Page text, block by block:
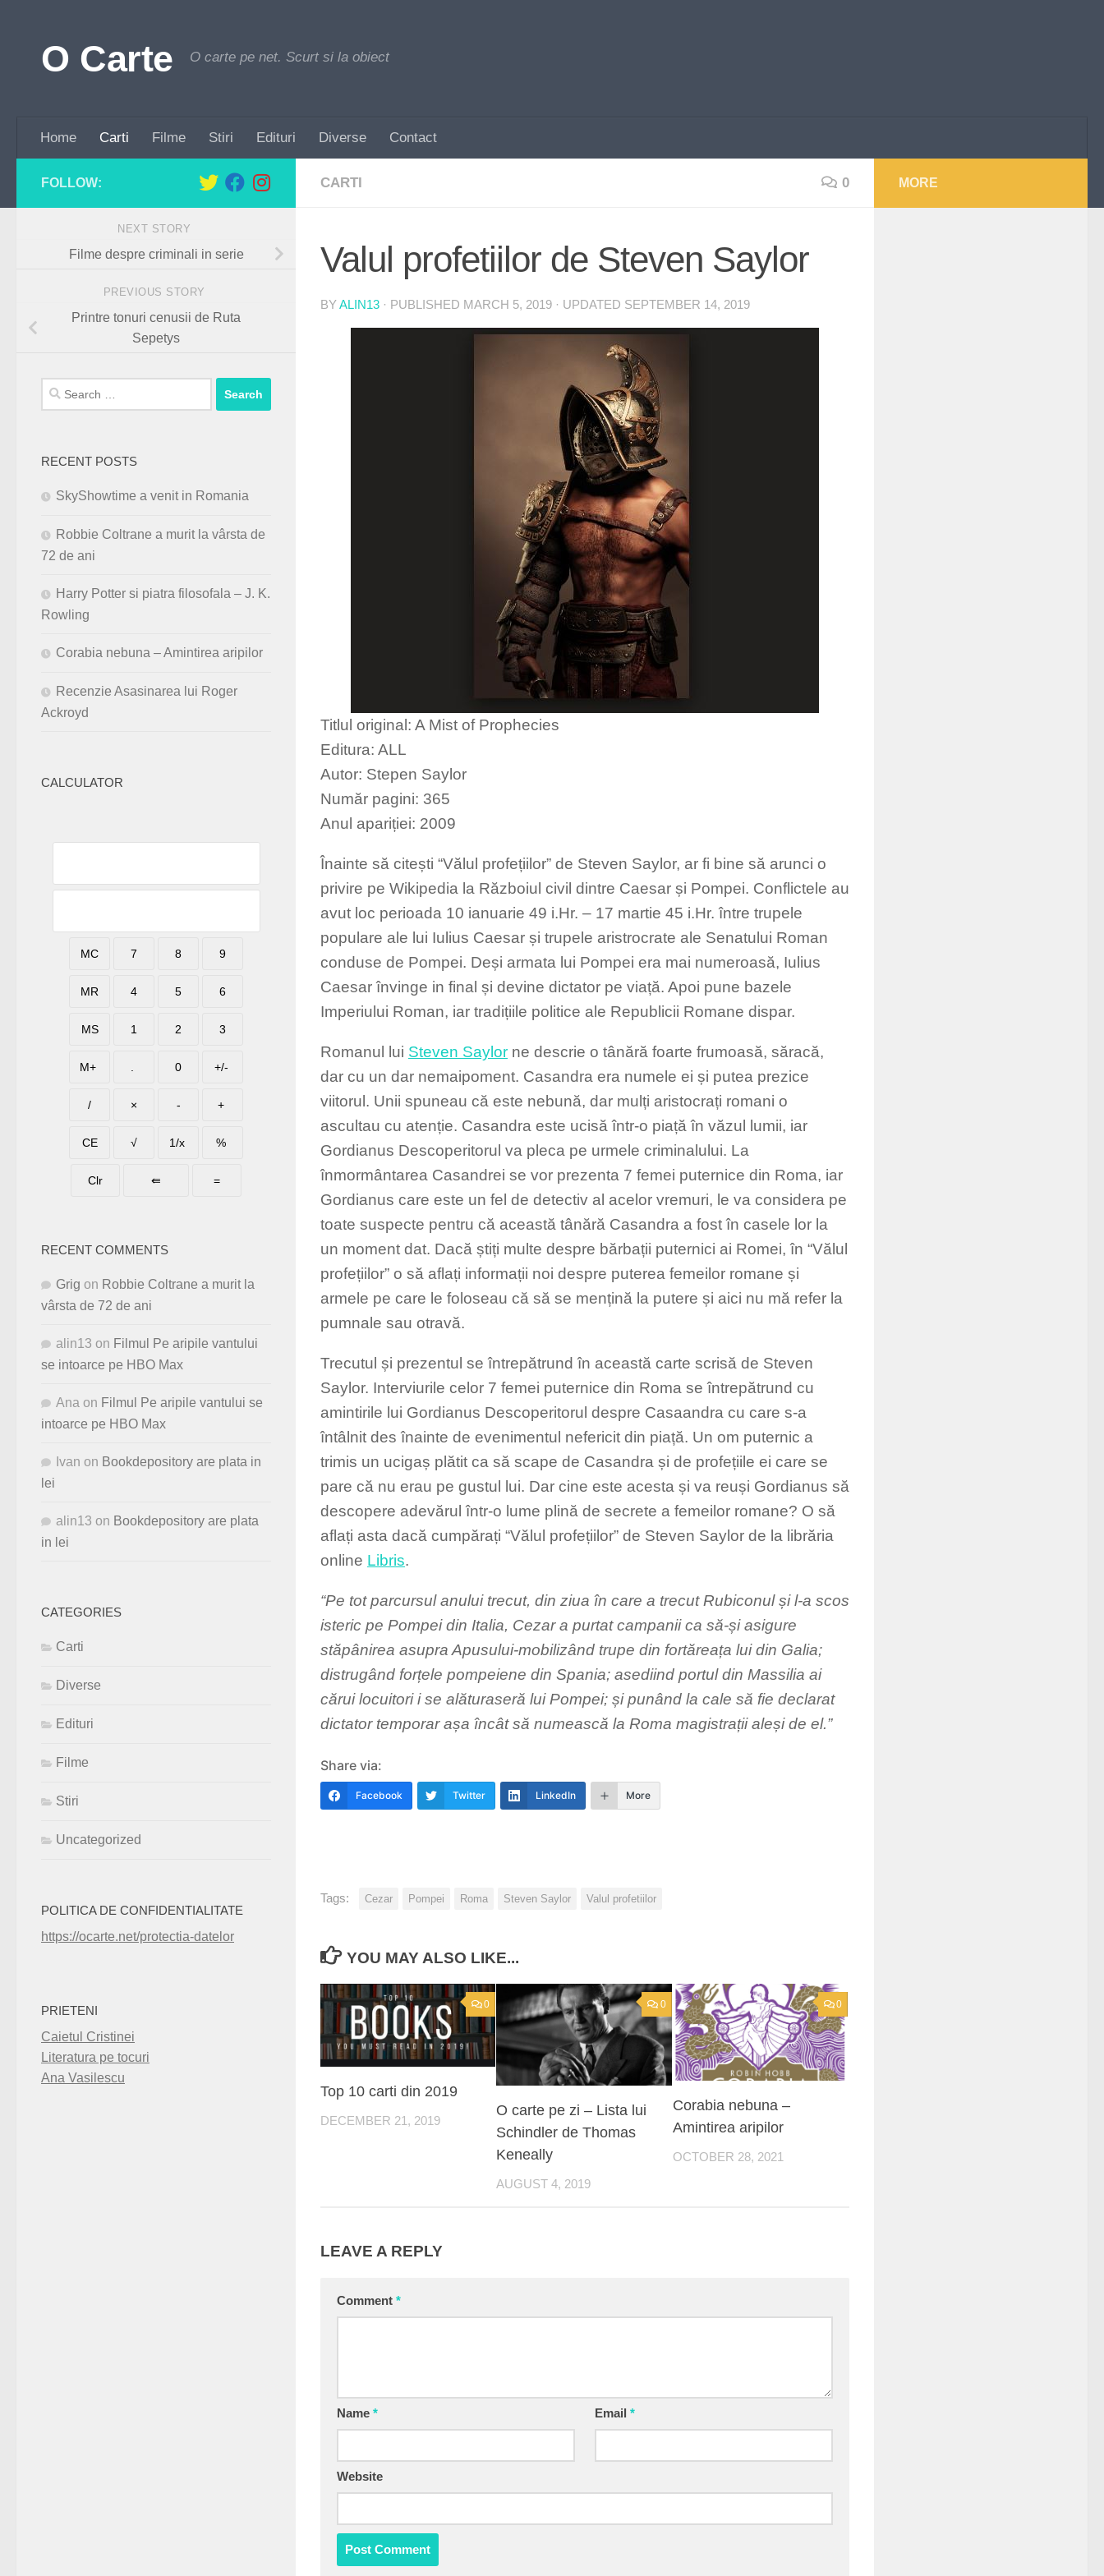
O Carte O carte pe net. Scurt si la obiect
Home Carti Filme Stiri Edituri Diverse Contact
CARTI 0
Valul profetiilor de Steven Saylor
BYALIN13 · PUBLISHED MARCH 5, 2019 · UPDATED SEPTEMBER 14, 2019
Titlul original: A Mist of Prophecies
Editura: ALL
Autor: Stepen Saylor
Număr pagini: 365
Anul apariției: 2009
Înainte să citești “Vălul profețiilor” de Steven Saylor, ar fi bine să arunci o
privire pe Wikipedia la Războiul civil dintre Caesar și Pompei. Conflictele au
avut loc perioada 10 ianuarie 49 i.Hr. – 17 martie 45 i.Hr. între trupele
populare ale lui Iulius Caesar și trupele aristrocrate ale Senatului Roman
conduse de Pompei. Deși armata lui Pompei era mai numeroasă, Iulius
Caesar învinge in final și devine dictator pe viață. Apoi pune bazele
Imperiului Roman, iar tradițiile politice ale Republicii Romane dispar.
Romanul lui Steven Saylor ne descrie o tânără foarte frumoasă, săracă,
dar cu un dar nemaipoment. Casandra era numele ei și putea prezice
viitorul. Unii spuneau că este nebună, dar mulți aristocrați romani o
ascultau cu atenție. Casandra este ucisă într-o piață în văzul lumii, iar
Gordianus Descoperitorul va pleca pe urmele criminalului. La
înmormântarea Casandrei se vor prezenta 7 femei puternice din Roma, iar
Gordianus care este un fel de detectiv al acelor vremuri, le va considera pe
toate suspecte pentru că această tânără Casandra a fost în casele lor la
un moment dat. Dacă știți multe despre bărbații puternici ai Romei, în “Vălul
profețiilor” o să aflați informații noi despre puterea femeilor romane și
armele pe care le foloseau că să se mențină la putere și aici nu mă refer la
pumnale sau otravă.
Trecutul și prezentul se întrepătrund în această carte scrisă de Steven
Saylor. Interviurile celor 7 femei puternice din Roma se întrepătrund cu
amintirile lui Gordianus Descoperitorul despre Casaandra cu care s-a
întâlnit des înainte de evenimentul nefericit din piață. Un om puternic a
trimis un ucigaș plătit ca să scape de Casandra și de profețiile ei care se
pare că nu erau pe gustul lui. Dar cine este acesta și va reuși Gordianus să
descopere adevărul într-o lume plină de secrete a femeilor romane? O să
aflați asta dacă cumpărați “Vălul profețiilor” de Steven Saylor de la librăria
online Libris.
“Pe tot parcursul anului trecut, din ziua în care a trecut Rubiconul și l-a scos
isteric pe Pompei din Italia, Cezar a purtat campanii ca să-și asigure
stăpânirea asupra Apusului-mobilizând trupe din fortăreața lui din Galia;
distrugând forțele pompeiene din Spania; asediind portul din Massilia ai
cărui locuitori i se alăturaseră lui Pompei; și punând la cale să fie declarat
dictator temporar așa încât să numească la Roma magistrații aleși de el.”
Share via:
Facebook Twitter LinkedIn More
Tags: Cezar Pompei Roma Steven Saylor Valul profetiilor
YOU MAY ALSO LIKE...
0
Top 10 carti din 2019
DECEMBER 21, 2019
0
O carte pe zi – Lista lui
Schindler de Thomas
Keneally
AUGUST 4, 2019
0
Corabia nebuna –
Amintirea aripilor
OCTOBER 28, 2021
LEAVE A REPLY
Comment *
Name * Email*
Website
FOLLOW:
NEXT STORY
Filme despre criminali in serie
PREVIOUS STORY
Printre tonuri cenusii de Ruta
Sepetys
Search
for:
RECENT POSTS
SkyShowtime a venit in Romania
Robbie Coltrane a murit la vârsta de
72 de ani
Harry Potter si piatra filosofala – J. K.
Rowling
Corabia nebuna – Amintirea aripilor
Recenzie Asasinarea lui Roger
Ackroyd
CALCULATOR
RECENT COMMENTS
Grig on Robbie Coltrane a murit la
vârsta de 72 de ani
alin13 on Filmul Pe aripile vantului
se intoarce pe HBO Max
Ana on Filmul Pe aripile vantului se
intoarce pe HBO Max
Ivan on Bookdepository are plata in
lei
alin13 on Bookdepository are plata
in lei
CATEGORIES
Carti
Diverse
Edituri
Filme
Stiri
Uncategorized
POLITICA DE CONFIDENTIALITATE
https://ocarte.net/protectia-datelor
PRIETENI
Caietul Cristinei
Literatura pe tocuri
Ana Vasilescu
MORE